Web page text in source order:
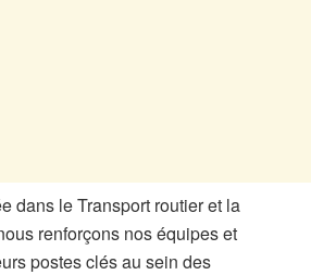
dans le Transport routier et la
renforçons nos équipes et
postes clés au sein des